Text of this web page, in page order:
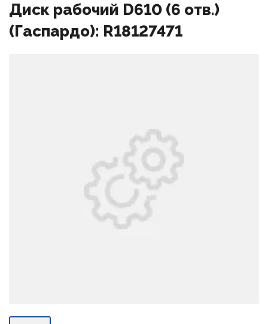
Диск рабочий D610 (6 отв.)
(Гаспардо): R18127471